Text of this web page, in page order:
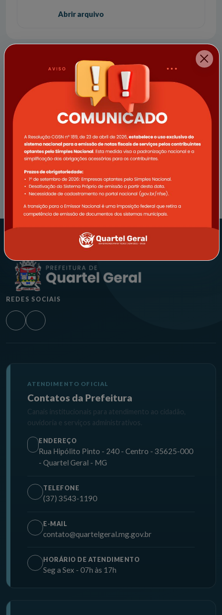
Abrir arquivo
Acessos rápidos
CIDADÃO
SERVIDOR
REDES SOCIAIS
ATENDIMENTO OFICIAL
Contatos da Prefeitura
Canais institucionais para atendimento ao cidadão,
ouvidoria e serviços administrativos.
ENDEREÇO
Rua Hipólito Pinto - 240 - Centro - 35625-000
- Quartel Geral - MG
TELEFONE
(37) 3543-1190
E-MAIL
contato@quartelgeral.mg.gov.br
HORÁRIO DE ATENDIMENTO
Seg a Sex - 07h às 17h